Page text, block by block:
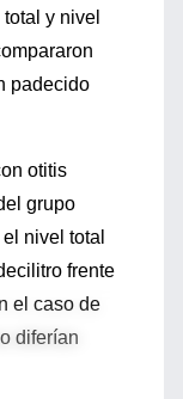
y nivel
padecido
otitis
grupo
nivel total
frente
el caso de
diferían